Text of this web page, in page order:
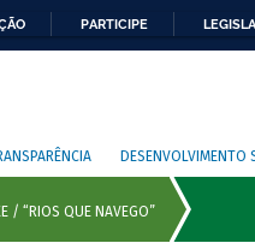
PARTICIPE
DESENVOLVIMENTO